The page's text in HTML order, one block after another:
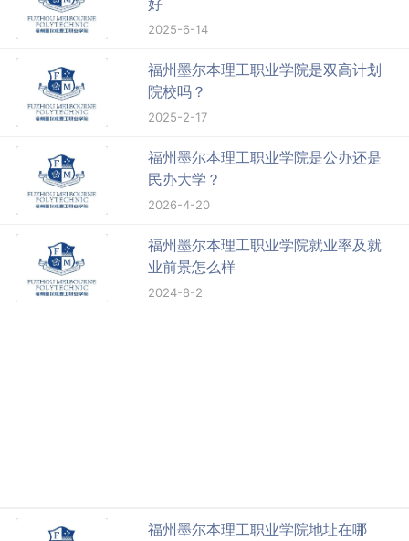
好
2025-6-14
福州墨尔本理工职业学院是双高计划
院校吗？
2025-2-17
福州墨尔本理工职业学院是公办还是
民办大学？
2026-4-20
福州墨尔本理工职业学院就业率及就
业前景怎么样
2024-8-2
福州墨尔本理工职业学院地址在哪